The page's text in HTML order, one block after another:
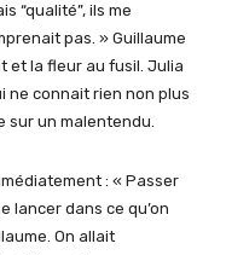
“qualité”, ils me
pas. » Guillaume
et la fleur au fusil. Julia
ne connait rien non plus
sur un malentendu.
: « Passer
lancer dans ce qu’on
On allait